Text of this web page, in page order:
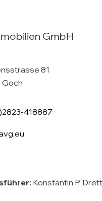
GmbH
81
Goch
418887
Konstantin P.